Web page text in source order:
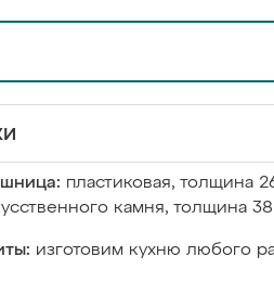
пластиковая, толщина
камня, толщина
изготовим кухню любого